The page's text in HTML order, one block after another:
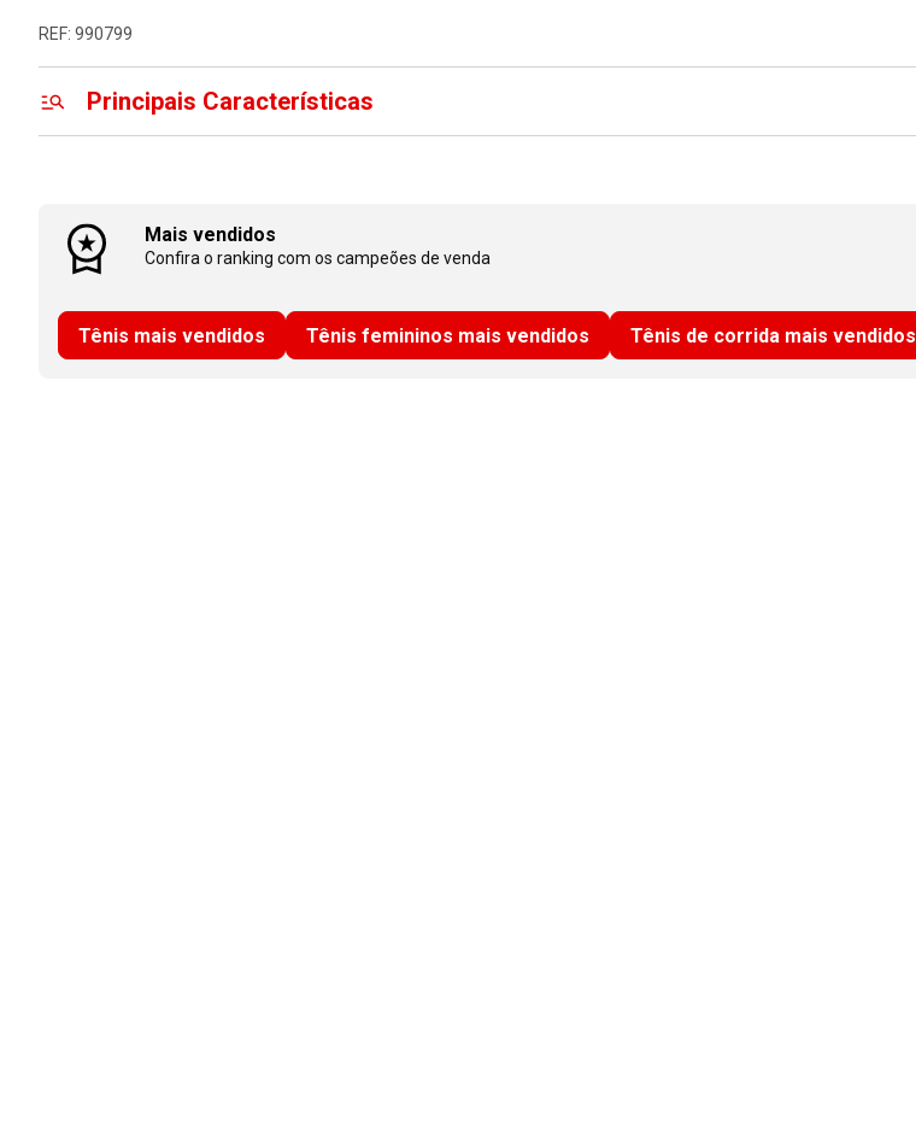
REF: 990799
Principais Características
Mais vendidos
Confira o ranking com os campeões de venda
Tênis mais vendidos Tênis femininos mais vendidos Tênis de corrida mais vendidos